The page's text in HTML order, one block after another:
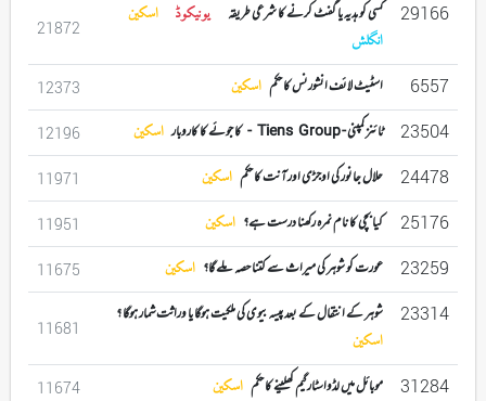
29166 کسی کو ہدیہ یا گفٹ کرنے کا شرعی طریقہ یونیکوڈ
اسکین
انگلش
21872
6557 اسٹیٹ لائف انشورنس کا حکم اسکین 12373
23504 ٹائنز کمپنی - Tiens Group - کا جوئے کا کاروبار اسکین 12196
24478 حلال جانور کی اوجڑی اور آنت کا حکم اسکین 11971
25176 کیا بچی کا نام نمرہ رکھنا درست ہے؟ اسکین 11951
23259 عورت کو شوہر کی میراث سے کتنا حصہ ملے گا؟ اسکین 11675
23314 شوہر کے انتقال کے بعد پیسہ بیوی کی ملکیت ہوگا یا وراثت شمار ہوگا ؟
اسکین
11681
31284 موبائل میں لڈواسٹار گیم کھلینے کا حکم اسکین 11674